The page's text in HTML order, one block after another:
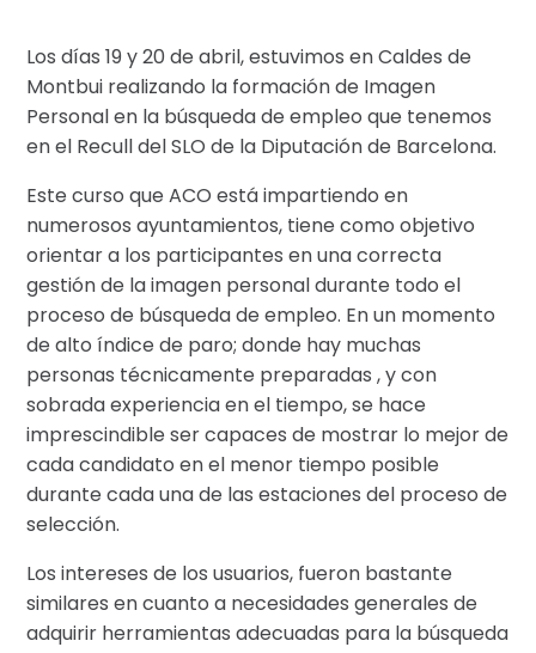
Los días 19 y 20 de abril, estuvimos en Caldes de
Montbui realizando la formación de Imagen
Personal en la búsqueda de empleo que tenemos
en el Recull del SLO de la Diputación de Barcelona.
Este curso que ACO está impartiendo en
numerosos ayuntamientos, tiene como objetivo
orientar a los participantes en una correcta
gestión de la imagen personal durante todo el
proceso de búsqueda de empleo. En un momento
de alto índice de paro; donde hay muchas
personas técnicamente preparadas , y con
sobrada experiencia en el tiempo, se hace
imprescindible ser capaces de mostrar lo mejor de
cada candidato en el menor tiempo posible
durante cada una de las estaciones del proceso de
selección.
Los intereses de los usuarios, fueron bastante
similares en cuanto a necesidades generales de
adquirir herramientas adecuadas para la búsqueda